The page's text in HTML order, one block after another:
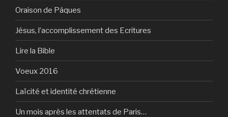
Oraison de Pâques
Jésus, l’accomplissement des Ecritures
Lire la Bible
Voeux 2016
Laïcité et identité chrétienne
Un mois après les attentats de Paris…